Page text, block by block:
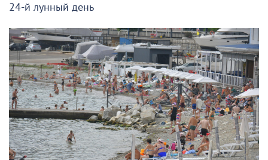
24-й лунный день